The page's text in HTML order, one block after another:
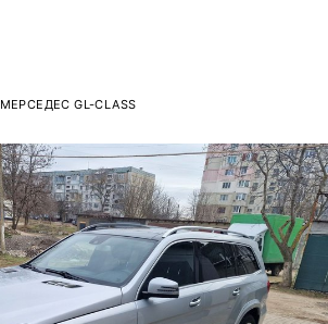
МЕРСЕДЕС GL-CLASS